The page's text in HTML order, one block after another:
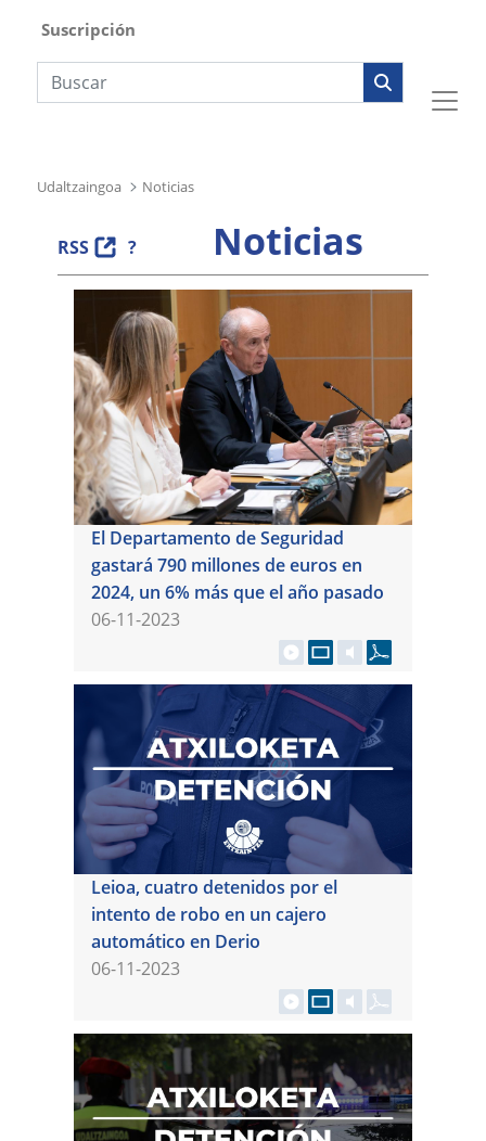
Suscripción
Búsqueda web
Udaltzaingoa Noticias
RSS ? Noticias
El Departamento de Seguridad
gastará 790 millones de euros en
2024, un 6% más que el año pasado
06-11-2023
Leioa, cuatro detenidos por el
intento de robo en un cajero
automático en Derio
06-11-2023